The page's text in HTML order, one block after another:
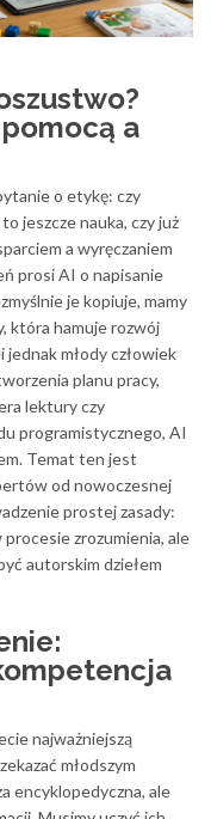
a
o etykę: czy
jeszcze nauka, czy już
a wyręczaniem
prosi AI o napisanie
je kopiuje, mamy
która hamuje rozwój
młody człowiek
planu pracy,
lektury czy
programistycznego, AI
Temat ten jest
od nowoczesnej
prostej zasady:
zrozumienia, ale
autorskim dziełem
najważniejszą
młodszym
encyklopedyczna, ale